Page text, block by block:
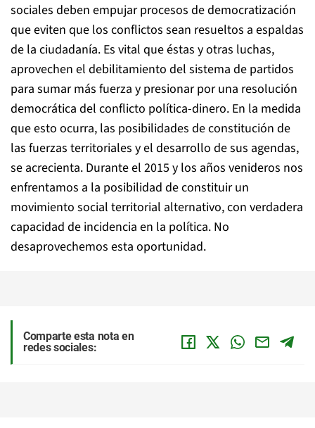
sociales deben empujar procesos de democratización
que eviten que los conflictos sean resueltos a espaldas
de la ciudadanía. Es vital que éstas y otras luchas,
aprovechen el debilitamiento del sistema de partidos
para sumar más fuerza y presionar por una resolución
democrática del conflicto política-dinero. En la medida
que esto ocurra, las posibilidades de constitución de
las fuerzas territoriales y el desarrollo de sus agendas,
se acrecienta. Durante el 2015 y los años venideros nos
enfrentamos a la posibilidad de constituir un
movimiento social territorial alternativo, con verdadera
capacidad de incidencia en la política. No
desaprovechemos esta oportunidad.
Comparte esta nota en
redes sociales: